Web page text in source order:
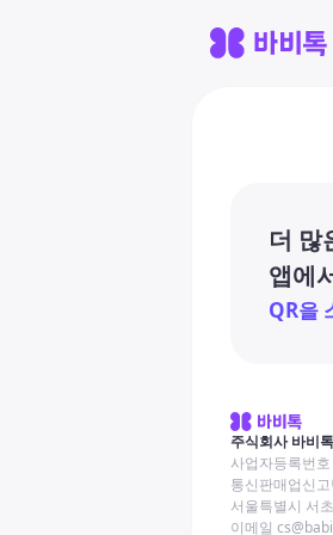
더 많
앱에
QR을
주식회사 바비톡
사업자등록번
통신판매업신
서울특별시 서
이메일